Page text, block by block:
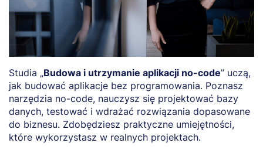
Studia „Budowa i utrzymanie aplikacji no-code” uczą,
jak budować aplikacje bez programowania. Poznasz
narzędzia no-code, nauczysz się projektować bazy
danych, testować i wdrażać rozwiązania dopasowane
do biznesu. Zdobędziesz praktyczne umiejętności,
które wykorzystasz w realnych projektach.